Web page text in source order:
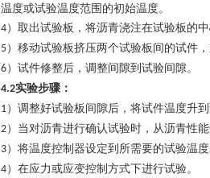
温度或试验温度范围的初始温度。
4）取出试验板，将沥青浇注在试验板的
5）移动试验板挤压两个试验板间的试件
6）试件修整后，调整间隙到试验间隙。
4.2实验步骤：
1）调整好试验板间隙后，将试件温度升
2）当对沥青进行确认试验时，从沥青性
3）将温度控制器设定到所需要的试验温
4）在应力或应变控制方式下进行试验。